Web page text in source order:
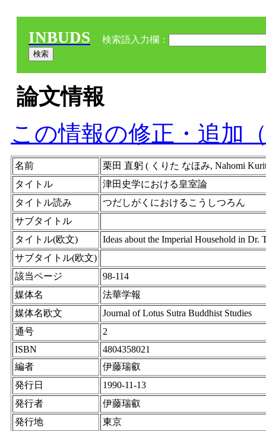
INBUDS 検索語入力欄：
論文情報
この情報の修正・追加
名前
栗田 直躬 ( くりた なほみ, Nahomi
タイトル
津田史学における皇室論
タイトル読み
つだしがくにおけるこうしつろん
サブタイトル
タイトル(欧文)
Ideas about the Imperial Household in Dr.
サブタイトル(欧文)
該当ページ
98-114
媒体名
法華学報
媒体名欧文
Journal of Lotus Sutra Buddhist Studies
通号
2
ISBN
4804358021
編者
伊藤瑞叡
発行日
1990-11-13
発行者
伊藤瑞叡
発行地
東京